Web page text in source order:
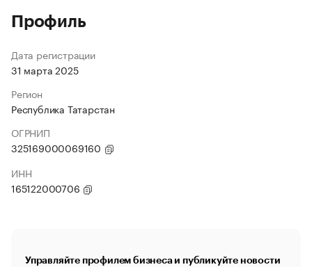
Профиль
Дата регистрации
31 марта 2025
Регион
Республика Татарстан
ОГРНИП
325169000069160
ИНН
165122000706
Управляйте профилем бизнеса и публикуйте новости